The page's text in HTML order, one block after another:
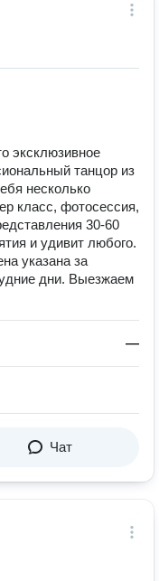
эксклюзивное
танцор из
несколько
класс, фотосессия,
30-60
и удивит любого.
указана за
дни. Выезжаем
—
Чат